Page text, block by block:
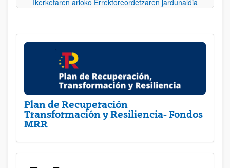
Plan de Recuperación
Transformación y Resiliencia- Fondos
MRR